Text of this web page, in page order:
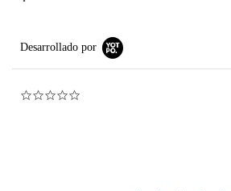
Desarrollado por